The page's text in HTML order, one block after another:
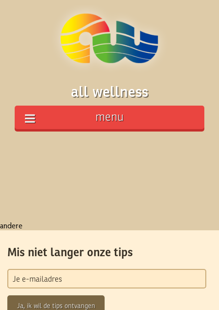
all wellness
menu
andere
Mis niet langer onze tips
Ja, ik wil de tips ontvangen